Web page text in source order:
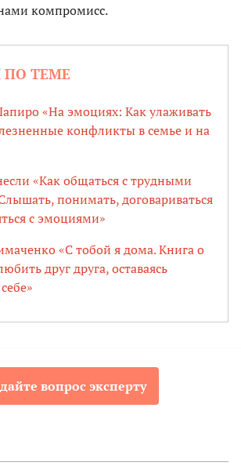
компромисс.
ПО ТЕМЕ
«На эмоциях: Как улаживать
конфликты в семье и на
«Как общаться с трудными
понимать, договариваться
с эмоциями»
«С тобой я дома. Книга о
друг друга, оставаясь
вопрос эксперту